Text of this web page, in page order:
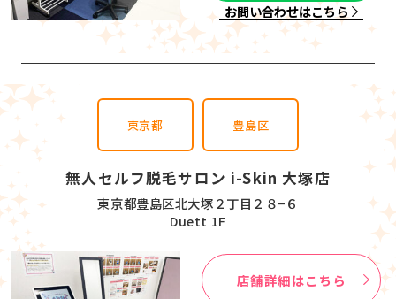
お問い合わせはこちら
東京都 豊島区
無人セルフ脱毛サロン i-Skin 大塚店
東京都豊島区北大塚２丁目２８−６
Duett 1F
店舗詳細はこちら